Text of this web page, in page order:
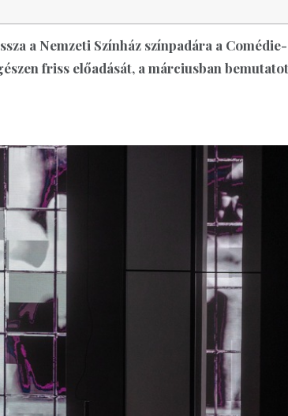
a Nemzeti Színház színpadára a Comédie-
friss előadását, a márciusban